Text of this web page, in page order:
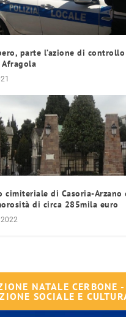
parte l’azione di
cimiteriale di Casoria-Arzano
di circa 285mila euro
NATALE CERBONE -
SOCIALE E